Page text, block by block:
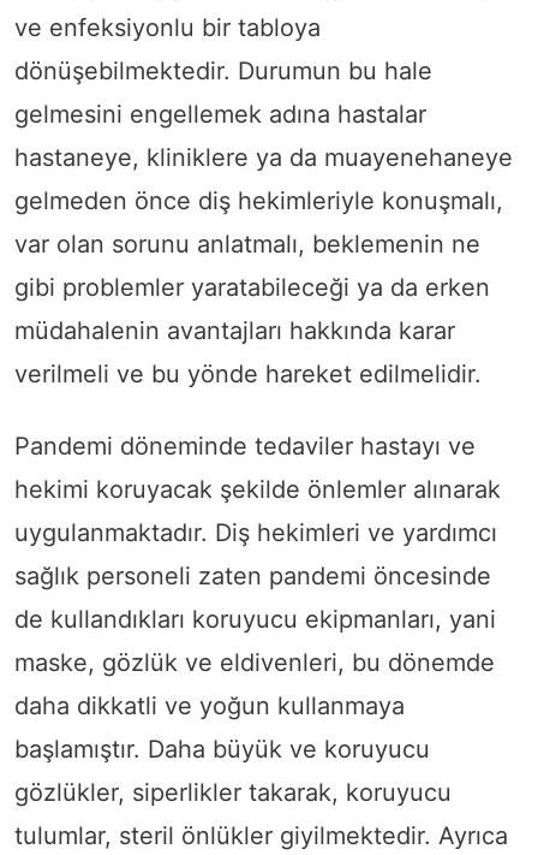
ve enfeksiyonlu bir tabloya
dönüşebilmektedir. Durumun bu hale
gelmesini engellemek adına hastalar
hastaneye, kliniklere ya da muayenehaneye
gelmeden önce diş hekimleriyle konuşmalı,
var olan sorunu anlatmalı, beklemenin ne
gibi problemler yaratabileceği ya da erken
müdahalenin avantajları hakkında karar
verilmeli ve bu yönde hareket edilmelidir.
Pandemi döneminde tedaviler hastayı ve
hekimi koruyacak şekilde önlemler alınarak
uygulanmaktadır. Diş hekimleri ve yardımcı
sağlık personeli zaten pandemi öncesinde
de kullandıkları koruyucu ekipmanları, yani
maske, gözlük ve eldivenleri, bu dönemde
daha dikkatli ve yoğun kullanmaya
başlamıştır. Daha büyük ve koruyucu
gözlükler, siperlikler takarak, koruyucu
tulumlar, steril önlükler giyilmektedir. Ayrıca